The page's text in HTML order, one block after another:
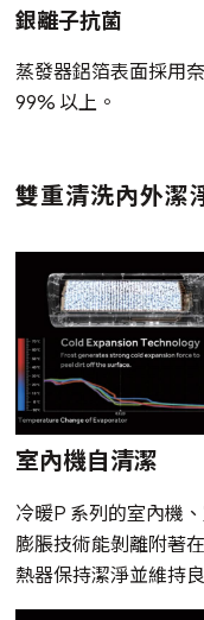
銀離子抗菌
蒸發器鋁箔表面採用
99% 以上。
雙重清洗內外潔
室內機自清潔
冷暖P 系列的室內機
膨脹技術能剝離附著
熱器保持潔淨並維持